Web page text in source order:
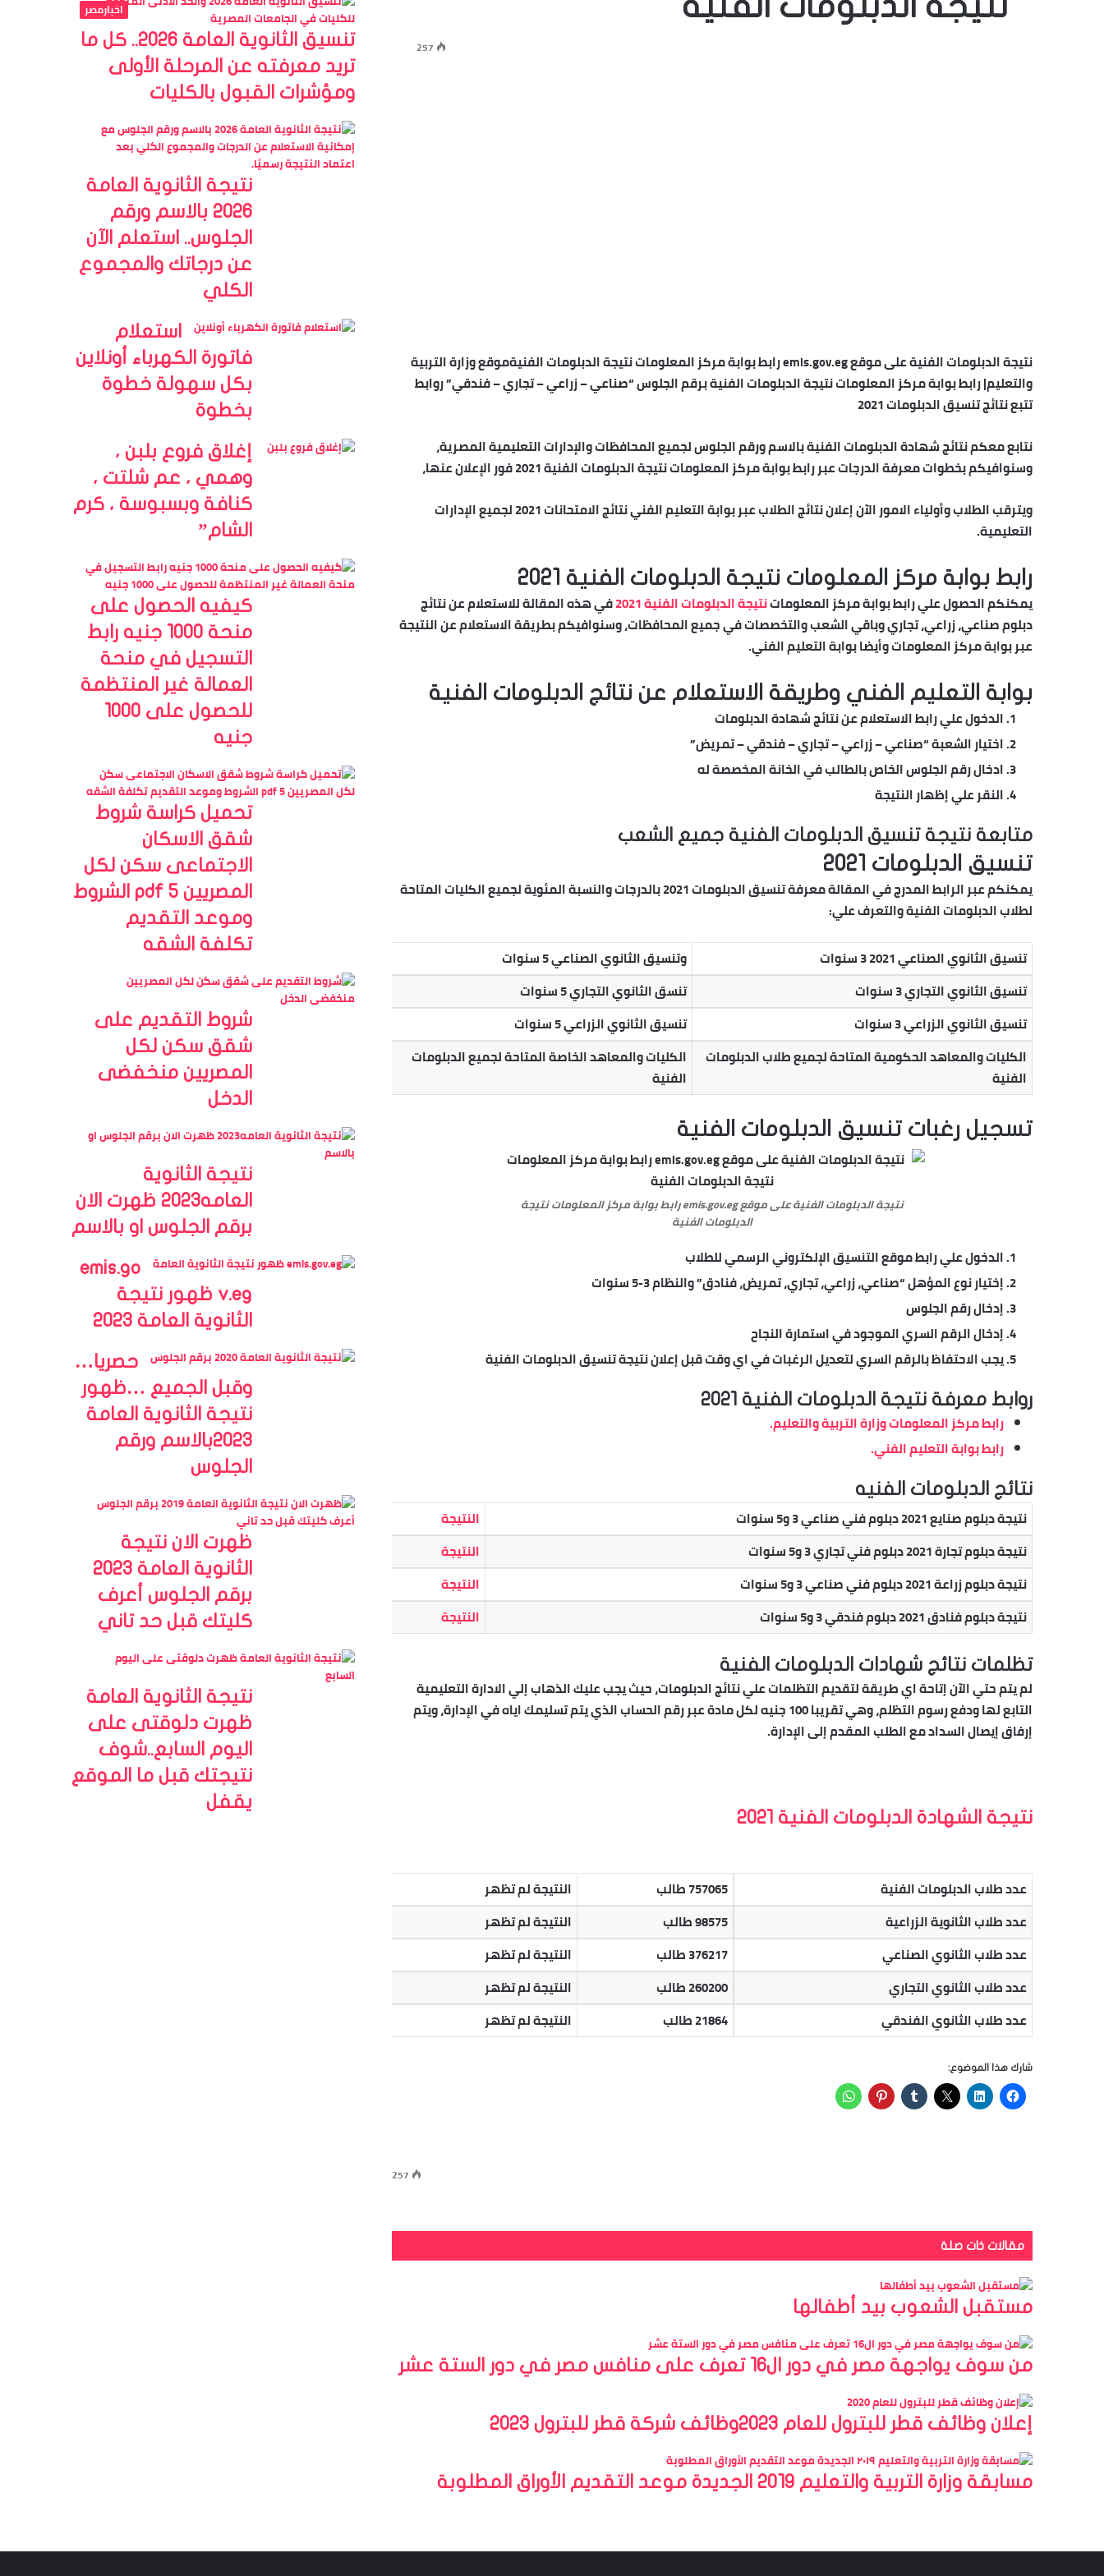
257
نتيجة الدبلومات الفنية على موقع emis.gov.eg رابط بوابة مركز المعلومات نتيجة الدبلومات الفنيةموقع وزارة التربية
والتعليم| رابط بوابة مركز المعلومات نتيجة الدبلومات الفنية برقم الجلوس “صناعي – زراعي – تجاري – فندقي” روابط
تتبع نتائج تنسيق الدبلومات 2021
نتابع معكم نتائج شهادة الدبلومات الفنية بالاسم ورقم الجلوس لجميع المحافظات والإدارات التعليمية المصرية،
وسنوافيكم بخطوات معرفة الدرجات عبر رابط بوابة مركز المعلومات نتيجة الدبلومات الفنية 2021 فور الإعلان عنها،
ويترقب الطلاب وأولياء الامور الآن إعلان نتائج الطلاب عبر بوابة التعليم الفني نتائج الامتحانات 2021 لجميع الإدارات
التعليمية.
رابط بوابة مركز المعلومات نتيجة الدبلومات الفنية 2021
يمكنكم الحصول علي رابط بوابة مركز المعلوماتنتيجة الدبلومات الفنية 2021
في هذه المقالة للاستعلام عن نتائج
دبلوم صناعي، زراعي، تجاري وباقي الشعب والتخصصات في جميع المحافظات، وسنوافيكم بطريقة الاستعلام عن النتيجة
عبر بوابة مركز المعلومات وأيضا بوابة التعليم الفني.
بوابة التعليم الفني وطريقة الاستعلام عن نتائج الدبلومات الفنية
الدخول علي رابط الاستعلام عن نتائج شهادة الدبلومات
اختيار الشعبة “صناعي – زراعي – تجاري – فندقي – تمريض”
ادخال رقم الجلوس الخاص بالطالب في الخانة المخصصة له
النقر علي إظهار النتيجة
متابعة نتيجة تنسيق الدبلومات الفنية جميع الشعب
تنسيق الدبلومات 2021
يمكنكم عبر الرابط المدرج في المقالة معرفة تنسيق الدبلومات 2021 بالدرجات والنسبة المئوية لجميع الكليات المتاحة
لطلاب الدبلومات الفنية والتعرف علي:
تنسيق الثانوي الصناعي 2021 3 سنوات
وتنسيق الثانوي الصناعي 5 سنوات
تنسيق الثانوي التجاري 3 سنوات
تنسق الثانوي التجاري 5 سنوات
تنسيق الثانوي الزراعي 3 سنوات
تنسيق الثانوي الزراعي 5 سنوات
الكليات والمعاهد الحكومية المتاحة لجميع طلاب الدبلومات
الفنية
الكليات والمعاهد الخاصة المتاحة لجميع الدبلومات
الفنية
تسجيل رغبات تنسيق الدبلومات الفنية
نتيجة الدبلومات الفنية على موقع emis.gov.eg رابط بوابة مركز المعلومات نتيجة
الدبلومات الفنية
الدخول علي رابط موقع التنسيق الإلكتروني الرسمي للطلاب
إختيار نوع المؤهل “صناعي، زراعي، تجاري، تمريض، فنادق” والنظام 3-5 سنوات
إدخال رقم الجلوس
إدخال الرقم السري الموجود في استمارة النجاح
يجب الاحتفاظ بالرقم السري لتعديل الرغبات في اي وقت قبل إعلان نتيجة تنسيق الدبلومات الفنية
روابط معرفة نتيجة الدبلومات الفنية 2021
رابط مركز المعلومات وزارة التربية والتعليم.
رابط بوابة التعليم الفني.
نتائج الدبلومات الفنيه
نتيجة دبلوم صنايع 2021 دبلوم فني صناعي 3 و5 سنوات
النتيجة
نتيجة دبلوم تجارة 2021 دبلوم فني تجاري 3 و5 سنوات
النتيجة
نتيجة دبلوم زراعة 2021 دبلوم فني صناعي 3 و5 سنوات
النتيجة
نتيجة دبلوم فنادق 2021 دبلوم فندقي 3 و5 سنوات
النتيجة
تظلمات نتائج شهادات الدبلومات الفنية
لم يتم حتي الآن إتاحة اي طريقة لتقديم التظلمات علي نتائج الدبلومات، حيث يجب عليك الذهاب إلي الادارة التعليمية
التابع لها ودفع رسوم التظلم، وهي تقريبا 100 جنيه لكل مادة عبر رقم الحساب الذي يتم تسليمك اياه في الإدارة، ويتم
إرفاق إيصال السداد مع الطلب المقدم إلى الإدارة.
نتيجة الشهادة الدبلومات الفنية 2021
عدد طلاب الدبلومات الفنية 757065 طالب
النتيجة لم تظهر
عدد طلاب الثانوية الزراعية
98575 طالب
النتيجة لم تظهر
عدد طلاب الثانوي الصناعي
376217 طالب
النتيجة لم تظهر
عدد طلاب الثانوي التجاري
260200 طالب
النتيجة لم تظهر
عدد طلاب الثانوي الفندقي
21864 طالب النتيجة لم تظهر
شارك هذا الموضوع:
257
مقالات ذات صلة
مستقبل الشعوب بيد أطفالها
من سوف يواجهة مصر في دور ال16 تعرف على منافس مصر في دور الستة عشر
إعلان وظائف قطر للبترول للعام 2023وظائف شركة قطر للبترول 2023
مسابقة وزارة التربية والتعليم ٢٠١٩ الجديدة موعد التقديم الأوراق المطلوبة
اخبارمصر
تنسيق الثانوية العامة 2026.. كل ما
تريد معرفته عن المرحلة الأولى
ومؤشرات القبول بالكليات
نتيجة الثانوية العامة
2026 بالاسم ورقم
الجلوس.. استعلم الآن
عن درجاتك والمجموع
الكلي
استعلام
فاتورة الكهرباء أونلاين
بكل سهولة خطوة
بخطوة
إغلاق فروع بلبن ،
وهمي ، عم شلتت ،
كنافة وبسبوسة ، كرم
الشام”
كيفيه الحصول على
منحة 1000 جنيه رابط
التسجيل في منحة
العمالة غير المنتظمة
للحصول على 1000
جنيه
تحميل كراسة شروط
شقق الاسكان
الاجتماعى سكن لكل
المصريين 5 pdf الشروط
وموعد التقديم
تكلفة الشقه
شروط التقديم على
شقق سكن لكل
المصريين منخفضى
الدخل
نتيجة الثانوية
العامه2023 ظهرت الان
برقم الجلوس او بالاسم
emis.go
v.eg ظهور نتيجة
الثانوية العامة 2023
حصريا…
وقبل الجميع …ظهور
نتيجة الثانوية العامة
2023بالاسم ورقم
الجلوس
ظهرت الان نتيجة
الثانوية العامة 2023
برقم الجلوس أعرف
كليتك قبل حد تاني
نتيجة الثانوية العامة
ظهرت دلوقتى على
اليوم السابع..شوف
نتيجتك قبل ما الموقع
يقفل